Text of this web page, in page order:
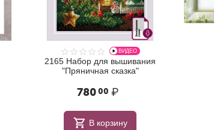
ВИДЕО
2165 Набор для вышивания
"Пряничная сказка"
78000 ₽
В корзину